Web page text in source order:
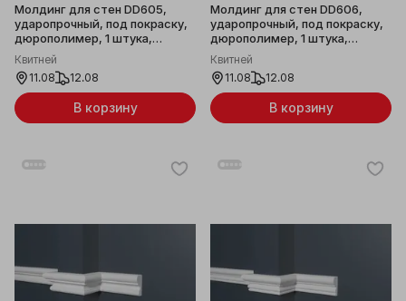
Молдинг для стен DD605,
ударопрочный, под покраску,
дюрополимер, 1 штука,
22x12x2000мм
Квитней
11.08
12.08
В корзину
Молдинг для стен DD606,
ударопрочный, под покраску,
дюрополимер, 1 штука,
82х19x2000мм
Квитней
11.08
12.08
В корзину